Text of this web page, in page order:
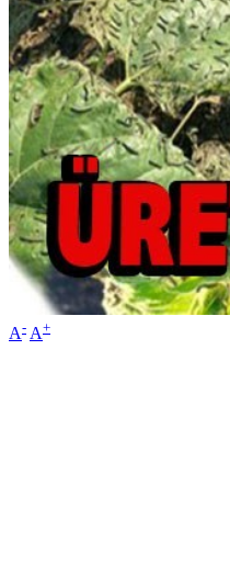
A- A+